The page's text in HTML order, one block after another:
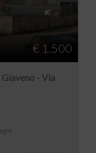
€ 1.500
- Via